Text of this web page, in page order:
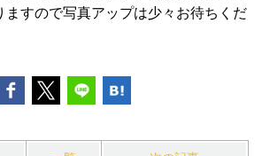
ますので写真アップは少々お待ちくだ